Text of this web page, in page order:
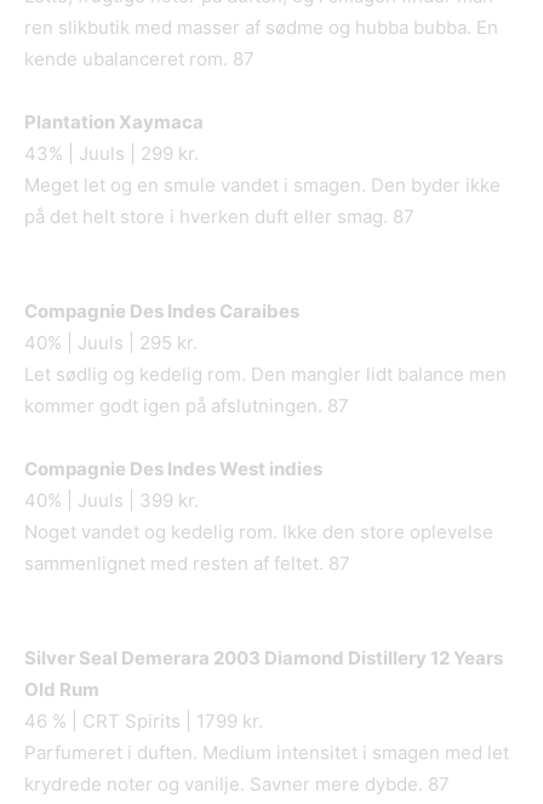
ren slikbutik med masser af sødme og hubba bubba. En
kende ubalanceret rom. 87
Plantation Xaymaca
43% | Juuls | 299 kr.
Meget let og en smule vandet i smagen. Den byder ikke
på det helt store i hverken duft eller smag. 87
Compagnie Des Indes Caraibes
40% | Juuls | 295 kr.
Let sødlig og kedelig rom. Den mangler lidt balance men
kommer godt igen på afslutningen. 87
Compagnie Des Indes West indies
40% | Juuls | 399 kr.
Noget vandet og kedelig rom. Ikke den store oplevelse
sammenlignet med resten af feltet. 87
Silver Seal Demerara 2003 Diamond Distillery 12 Years
Old Rum
46 % | CRT Spirits | 1799 kr.
Parfumeret i duften. Medium intensitet i smagen med let
krydrede noter og vanilje. Savner mere dybde. 87